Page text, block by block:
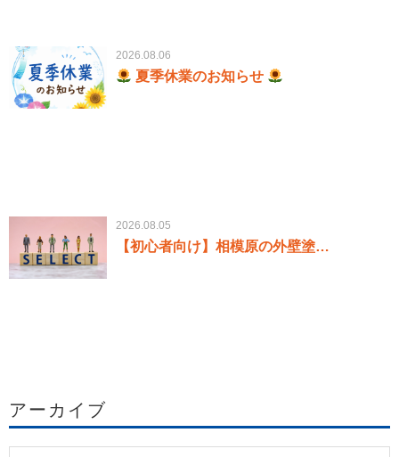
2026.08.06
夏季休業のお知らせ
2026.08.05
【初心者向け】相模原の外壁塗…
アーカイブ